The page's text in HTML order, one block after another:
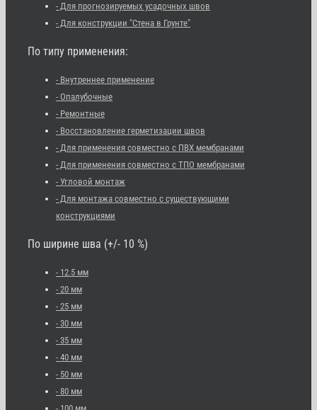
- Для прогнозируемых усадочных швов
- Для конструкции "Стена в Грунте"
По типу применения:
- Внутреннее применение
- Опалубочные
- Ремонтные
- Восстановление герметизации швов
- Для применения совместно с ПВХ мембранами
- Для применения совместно с ТПО мембранами
- Угловой монтаж
- Для монтажа совместно с существующими
конструкциями
По ширине шва (+/- 10 %)
- 12.5 мм
- 20 мм
- 25 мм
- 30 мм
- 35 мм
- 40 мм
- 50 мм
- 80 мм